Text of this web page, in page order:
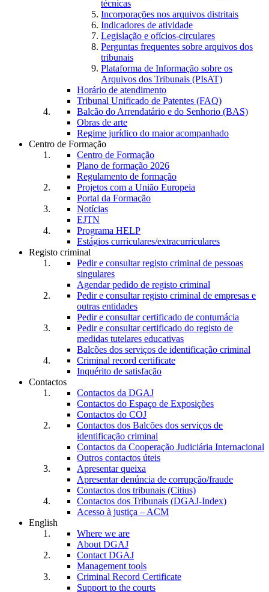
técnicas
Incorporações nos arquivos distritais
Indicadores de atividade
Legislação e ofícios-circulares
Perguntas frequentes sobre arquivos dos
tribunais
Plataforma de Informação sobre os
Arquivos dos Tribunais (PIsAT)
Horário de atendimento
Tribunal Unificado de Patentes (FAQ)
Balcão do Arrendatário e do Senhorio (BAS)
Obras de arte
Regime jurídico do maior acompanhado
Centro de Formação
Centro de Formação
Plano de formação 2026
Regulamento de formação
Projetos com a União Europeia
Portal da Formação
Notícias
EJTN
Programa HELP
Estágios curriculares/extracurriculares
Registo criminal
Pedir e consultar registo criminal de pessoas
singulares
Agendar pedido de registo criminal
Pedir e consultar registo criminal de empresas e
outras entidades
Pedir e consultar certificado de contumácia
Pedir e consultar certificado do registo de
medidas tutelares educativas
Balcões dos serviços de identificação criminal
Criminal record certificate
Inquérito de satisfação
Contactos
Contactos da DGAJ
Contactos do Espaço de Exposições
Contactos do COJ
Contactos dos Balcões dos serviços de
identificação criminal
Contactos da Cooperação Judiciária Internacional
Outros contactos úteis
Apresentar queixa
Apresentar denúncia de corrupção/fraude
Contactos dos tribunais (Citius)
Contactos dos Tribunais (DGAJ-Index)
Acesso à justiça – ACM
English
Where we are
About DGAJ
Contact DGAJ
Management tools
Criminal Record Certificate
Support to the courts